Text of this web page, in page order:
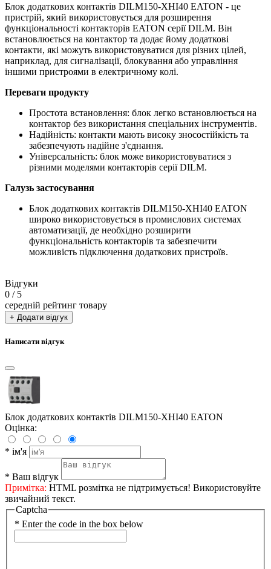
Блок додаткових контактів DILM150-XHI40 EATON - це
пристрій, який використовується для розширення
функціональності контакторів EATON серії DILM. Він
встановлюється на контактор та додає йому додаткові
контакти, які можуть використовуватися для різних цілей,
наприклад, для сигналізації, блокування або управління
іншими пристроями в електричному колі.
Переваги продукту
Простота встановлення: блок легко встановлюється на
контактор без використання спеціальних інструментів.
Надійність: контакти мають високу зносостійкість та
забезпечують надійне з'єднання.
Універсальність: блок може використовуватися з
різними моделями контакторів серії DILM.
Галузь застосування
Блок додаткових контактів DILM150-XHI40 EATON
широко використовується в промислових системах
автоматизації, де необхідно розширити
функціональність контакторів та забезпечити
можливість підключення додаткових пристроїв.
Відгуки
0 / 5
середній рейтинг товару
+ Додати відгук
Написати відгук
Блок додаткових контактів DILM150-XHI40 EATON
Оцінка:
* ім'я
* Ваш відгук
Примітка: HTML розмітка не підтримується! Використовуйте
звичайний текст.
Captcha
* Enter the code in the box below